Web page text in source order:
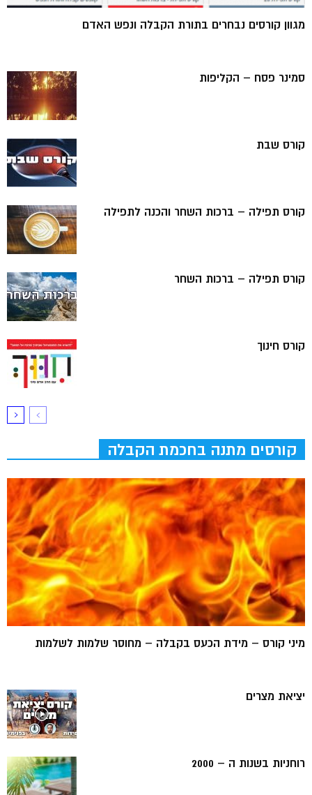
מגוון קורסים נבחרים בתורת הקבלה ונפש האדם
סמינר פסח – הקליפות
קורס שבת
קורס תפילה – ברכות השחר והכנה לתפילה
קורס תפילה – ברכות השחר
קורס חינוך
קורסים מתנה בחכמת הקבלה
מיני קורס – מידת הכעס בקבלה – מחוסר שלמות לשלמות
יציאת מצרים
רוחניות בשנות ה – 2000